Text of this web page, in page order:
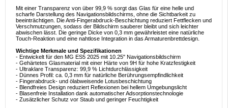
Mit einer Transparenz von über 99,9 % sorgt das Glas für eine helle und
scharfe Darstellung des Navigationsbildschirms, ohne die Sichtbarkeit zu
beeinträchtigen. Die Anti-Fingerabdruck-Beschichtung reduziert Fettflecken und
Verschmutzungen, sodass der Bildschirm sauberer bleibt und sich leichter
abwischen lässt. Die geringe Dicke von 0,3 mm gewährleistet eine natürliche
Touch-Reaktion und eine nahtlose Integration in das Armaturenbrettdesign.
Wichtige Merkmale und Spezifikationen
- Entwickelt für den MG ES5 2025 mit 10.25" Navigationsbildschirm
- Gehärtetes Glasmaterial mit einer Härte von 9H für hohe Kratzfestigkeit
- Ultraklare Transparenz: 99,9 % Lichtdurchlässigkeit
- Dünnes Profil: ca. 0,3 mm für natürliche Berührungsempfindlichkeit
- Fingerabdruck- und ölabweisende Lotusbeschichtung
- Blendfreies Design reduziert Reflexionen bei hellem Umgebungslicht
- Blasenfreie Installation dank automatischer Adsorptionstechnologie
- Zusätzlicher Schutz vor Staub und geringer Feuchtigkeit